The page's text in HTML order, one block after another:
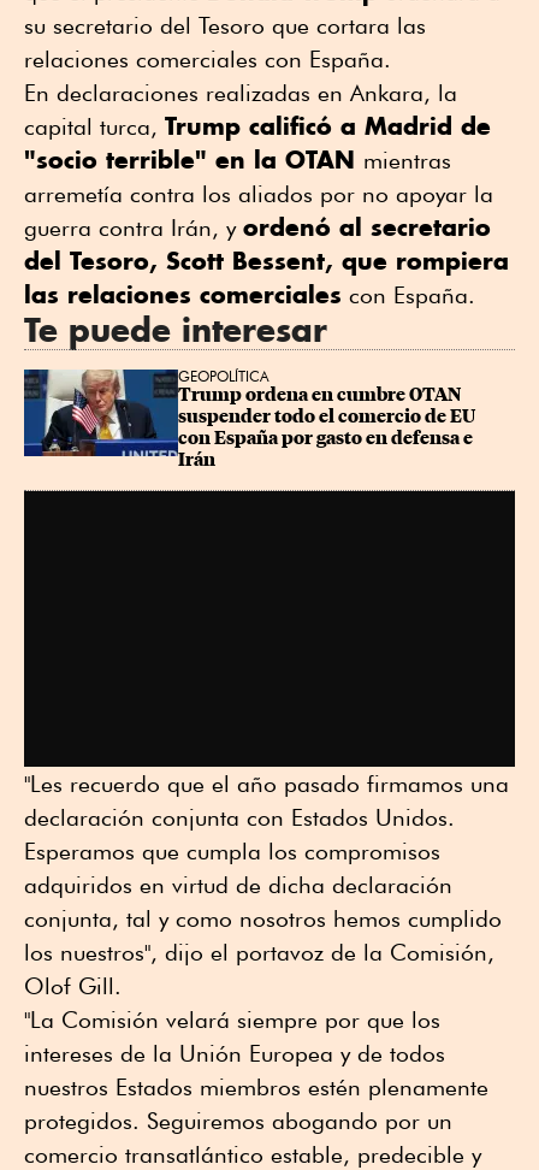
su secretario del Tesoro que cortara las
relaciones comerciales con España.
En declaraciones realizadas en Ankara, la
capital turca, Trump calificó a Madrid de
"socio terrible" en la OTAN mientras
arremetía contra los aliados por no apoyar la
guerra contra Irán, y ordenó al secretario
del Tesoro, Scott Bessent, que rompiera
las relaciones comerciales con España.
Te puede interesar
GEOPOLÍTICA
Trump ordena en cumbre OTAN
suspender todo el comercio de EU
con España por gasto en defensa e
Irán
"Les recuerdo que el año pasado firmamos una
declaración conjunta con Estados Unidos.
Esperamos que cumpla los compromisos
adquiridos en virtud ⁠de dicha declaración
conjunta, ⁠tal y ⁠como nosotros hemos cumplido
los nuestros", dijo el ⁠portavoz de la Comisión,
Olof Gill.
"La Comisión velará siempre por que los
intereses de la Unión Europea y de todos
nuestros Estados miembros estén plenamente
protegidos. Seguiremos abogando por un
comercio transatlántico estable, predecible y